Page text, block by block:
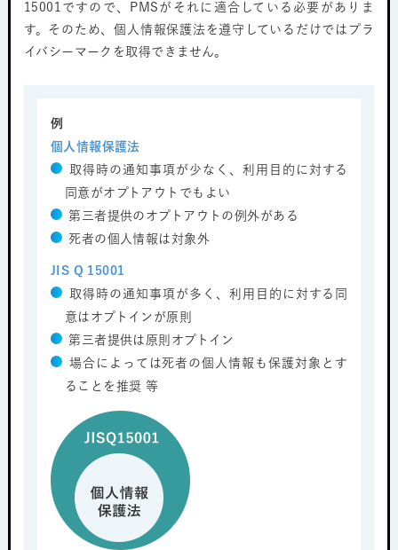
15001ですので、PMSがそれに適合している必要がありま
す。そのため、個人情報保護法を遵守しているだけではプラ
イバシーマークを取得できません。
例
個人情報保護法
取得時の通知事項が少なく、利用目的に対する
同意がオプトアウトでもよい
第三者提供のオプトアウトの例外がある
死者の個人情報は対象外
JIS Q 15001
取得時の通知事項が多く、利用目的に対する同
意はオプトインが原則
第三者提供は原則オプトイン
場合によっては死者の個人情報も保護対象とす
ることを推奨 等